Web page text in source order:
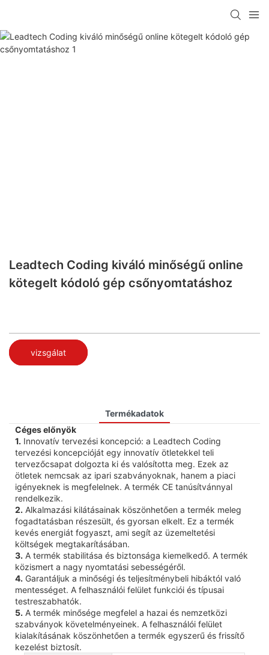
Leadtech Coding kiváló minőségű online
kötegelt kódoló gép csőnyomtatáshoz
vizsgálat
Termékadatok
Céges előnyök
1. Innovatív tervezési koncepció: a Leadtech Coding
tervezési koncepcióját egy innovatív ötletekkel teli
tervezőcsapat dolgozta ki és valósította meg. Ezek az
ötletek nemcsak az ipari szabványoknak, hanem a piaci
igényeknek is megfelelnek. A termék CE tanúsítvánnyal
rendelkezik.
2. Alkalmazási kilátásainak köszönhetően a termék meleg
fogadtatásban részesült, és gyorsan elkelt. Ez a termék
kevés energiát fogyaszt, ami segít az üzemeltetési
költségek megtakarításában.
3. A termék stabilitása és biztonsága kiemelkedő. A termék
közismert a nagy nyomtatási sebességéről.
4. Garantáljuk a minőségi és teljesítménybeli hibáktól való
mentességet. A felhasználói felület funkciói és típusai
testreszabhatók.
5. A termék minősége megfelel a hazai és nemzetközi
szabványok követelményeinek. A felhasználói felület
kialakításának köszönhetően a termék egyszerű és frissítő
kezelést biztosít.